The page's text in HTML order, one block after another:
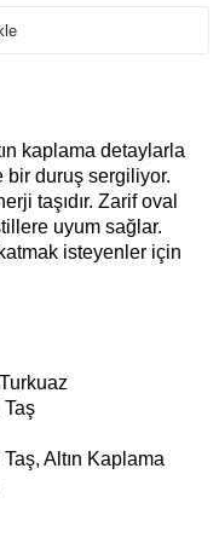
kaplama detaylarla
bir duruş sergiliyor.
taşıdır. Zarif oval
uyum sağlar.
isteyenler için
Taş
Altın Kaplama